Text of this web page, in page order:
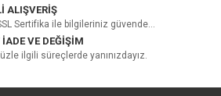
ALIŞVERİŞ
Sertifika ile bilgileriniz güvende...
İADE VE DEĞİŞİM
ilgili süreçlerde yanınızdayız.